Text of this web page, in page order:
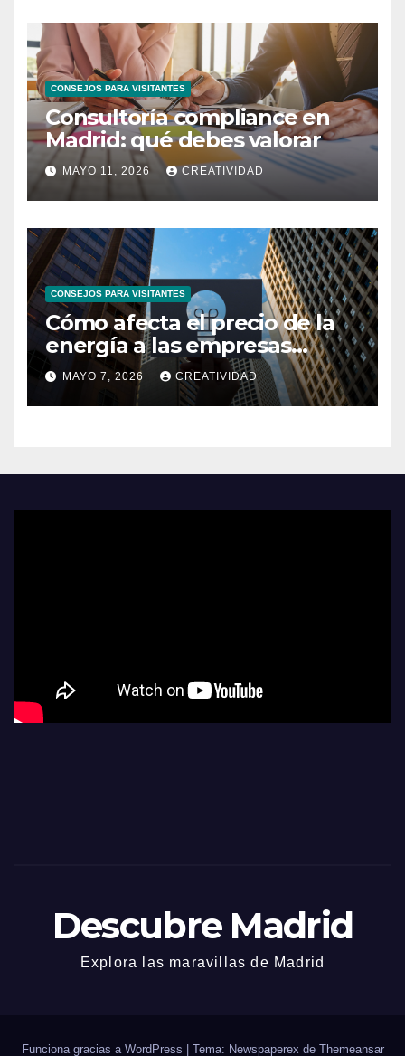
CONSEJOS PARA VISITANTES
Consultoría compliance en
Madrid: qué debes valorar
MAYO 11, 2026 CREATIVIDAD
CONSEJOS PARA VISITANTES
Cómo afecta el precio de la
energía a las empresas
españolas
MAYO 7, 2026 CREATIVIDAD
Descubre Madrid
Explora las maravillas de Madrid
Funciona gracias a WordPress | Tema: Newspaperex de Themeansar